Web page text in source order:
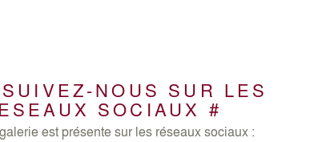
NOUS SUR LES
SOCIAUX #
est présente sur les réseaux sociaux :